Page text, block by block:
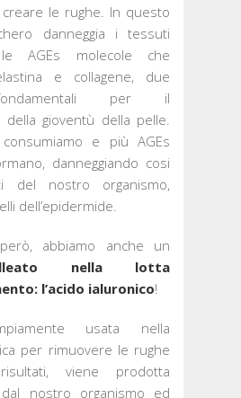
le rughe. In questo
danneggia i tessuti
AGEs molecole che
e collagene, due
per il
gioventù della pelle.
e più AGEs
danneggiando cosi
nostro organismo,
dell’epidermide.
abbiamo anche un
nella lotta
l’acido ialuronico!
usata nella
per rimuovere le rughe
viene prodotta
nostro organismo ed